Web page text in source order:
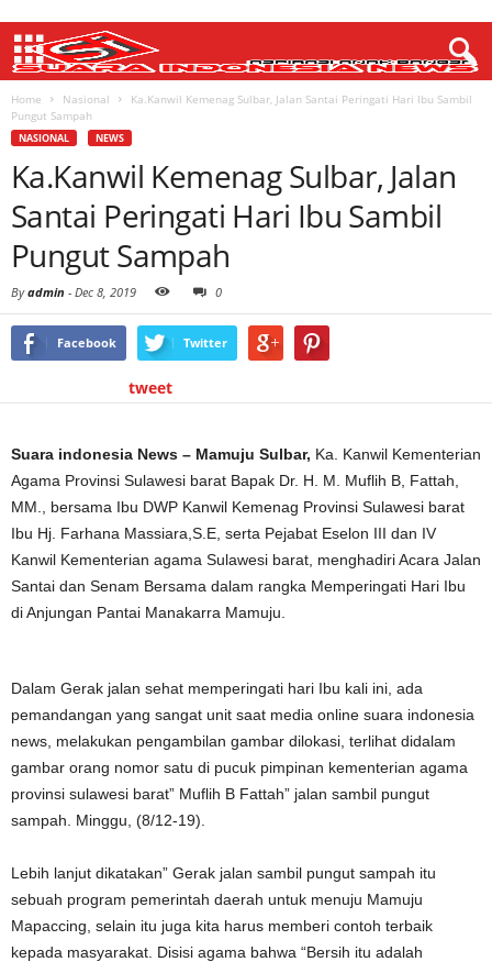
Home Nasional
Ka.Kanwil Kemenag Sulbar, Jalan Santai Peringati Hari Ibu Sambil
Pungut Sampah
NASIONAL NEWS
Ka.Kanwil Kemenag Sulbar, Jalan
Santai Peringati Hari Ibu Sambil
Pungut Sampah
Byadmin - Dec 8, 2019 0
Facebook Twitter
tweet
Suara indonesia News – Mamuju Sulbar, Ka. Kanwil Kementerian
Agama Provinsi Sulawesi barat Bapak Dr. H. M. Muflih B, Fattah,
MM., bersama Ibu DWP Kanwil Kemenag Provinsi Sulawesi barat
Ibu Hj. Farhana Massiara,S.E, serta Pejabat Eselon III dan IV
Kanwil Kementerian agama Sulawesi barat, menghadiri Acara Jalan
Santai dan Senam Bersama dalam rangka Memperingati Hari Ibu
di Anjungan Pantai Manakarra Mamuju.
Dalam Gerak jalan sehat memperingati hari Ibu kali ini, ada
pemandangan yang sangat unit saat media online suara indonesia
news, melakukan pengambilan gambar dilokasi, terlihat didalam
gambar orang nomor satu di pucuk pimpinan kementerian agama
provinsi sulawesi barat” Muflih B Fattah” jalan sambil pungut
sampah. Minggu, (8/12-19).
Lebih lanjut dikatakan” Gerak jalan sambil pungut sampah itu
sebuah program pemerintah daerah untuk menuju Mamuju
Mapaccing, selain itu juga kita harus memberi contoh terbaik
kepada masyarakat. Disisi agama bahwa “Bersih itu adalah